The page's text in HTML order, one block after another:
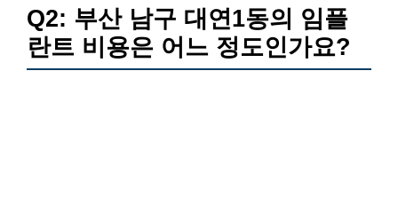
Q2: 부산 남구 대연1동의 임플
란트 비용은 어느 정도인가요?